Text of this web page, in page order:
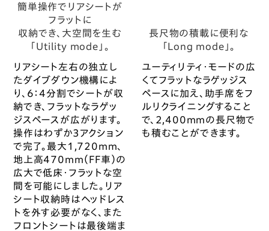
簡単操作でリアシートが
フラットに
収納でき、大空間を生む
「Utility mode」。
リアシート左右の独立し
たダイブダウン機構によ
り、6：4分割でシートが収
納でき、フラットなラゲッ
ジスペースが広がります。
操作はわずか3アクション
で完了。最大1,720mm、
地上高470mm（FF車）の
広大で低床・フラットな空
間を可能にしました。リア
シート収納時はヘッドレス
トを外す必要がなく、また
フロントシートは最後端ま
長尺物の積載に便利な
「Long mode」。
ユーティリティ・モードの広
くてフラットなラゲッジス
ペースに加え、助手席をフ
ルリクライニングすること
で、2,400mmの長尺物で
も積むことができます。